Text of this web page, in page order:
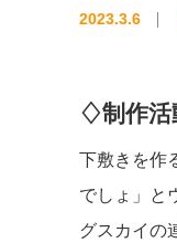
2023.3.6
♢制作活
下敷きを作
でしょ」と
グスカイの